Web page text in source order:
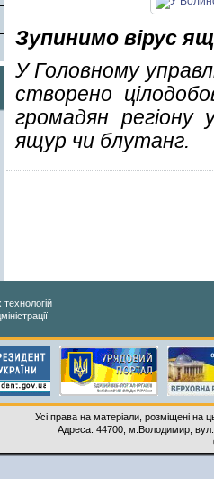
Зупинимо вірус
У Головному
створено
громадян
ящур чи блутанг.
технологій
Усі права на матеріали, розміщені на
Адреса: 44700, м.Володимир,